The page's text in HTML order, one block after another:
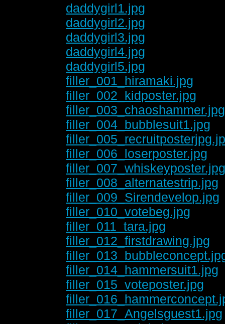
daddygirl1.jpg
daddygirl2.jpg
daddygirl3.jpg
daddygirl4.jpg
daddygirl5.jpg
filler_001_hiramaki.jpg
filler_002_kidposter.jpg
filler_003_chaoshammer.jpg
filler_004_bubblesuit1.jpg
filler_006_loserposter.jpg
filler_008_alternatestrip.jpg
filler_009_Sirendevelop.jpg
filler_010_votebeg.jpg
filler_011_tara.jpg
filler_012_firstdrawing.jpg
filler_014_hammersuit1.jpg
filler_015_voteposter.jpg
filler_017_Angelsguest1.jpg